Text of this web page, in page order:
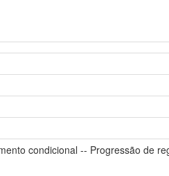
condicional -- Progressão de